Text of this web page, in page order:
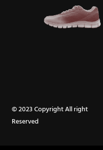
© 2023 Copyright All right
Reserved